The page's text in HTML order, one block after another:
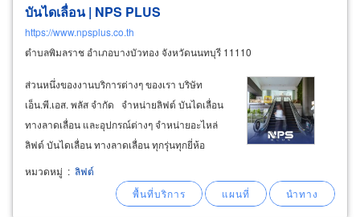
บันไดเลื่อน | NPS PLUS
https://www.npsplus.co.th
ตำบลพิมลราช อำเภอบางบัวทอง จังหวัดนนทบุรี 11110
ส่วนหนึ่งของงานบริการต่างๆ ของเรา บริษัท
เอ็น.พี.เอส. พลัส จำกัด จำหน่ายลิฟต์ บันไดเลื่อน
ทางลาดเลื่อน และอุปกรณ์ต่างๆ จำหน่ายอะไหล่
ลิฟต์ บันไดเลื่อน ทางลาดเลื่อน ทุกรุ่นทุกยี่ห้อ
จำหน่ายราวมือบันไดเลื่อนและทางลาดเลื่อน
(handrails) เกรดมาตรฐานสากล รองรับการติดตั้ง
ร่วมกับระบบบันไดเลื่อนชั้นนำทุกรุ่นในท้องตลาด
หมวดหมู่ : ลิฟต์